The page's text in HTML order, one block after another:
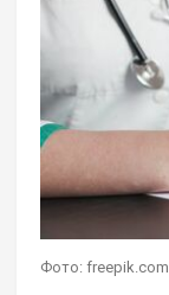
Фото: freepik.com